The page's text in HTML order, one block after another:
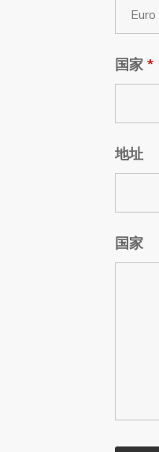
国家 *
地址
国家